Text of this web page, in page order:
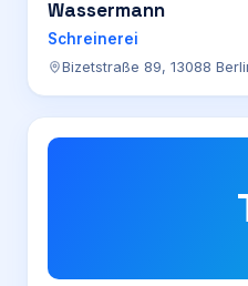
Wassermann
Schreinerei
Bizetstraße 89, 13088